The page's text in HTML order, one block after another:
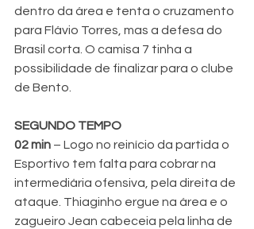
dentro da área e tenta o cruzamento
para Flávio Torres, mas a defesa do
Brasil corta. O camisa 7 tinha a
possibilidade de finalizar para o clube
de Bento.
SEGUNDO TEMPO
02 min – Logo no reinício da partida o
Esportivo tem falta para cobrar na
intermediária ofensiva, pela direita de
ataque. Thiaginho ergue na área e o
zagueiro Jean cabeceia pela linha de